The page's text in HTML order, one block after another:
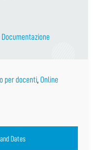
per docenti, Online
Dates